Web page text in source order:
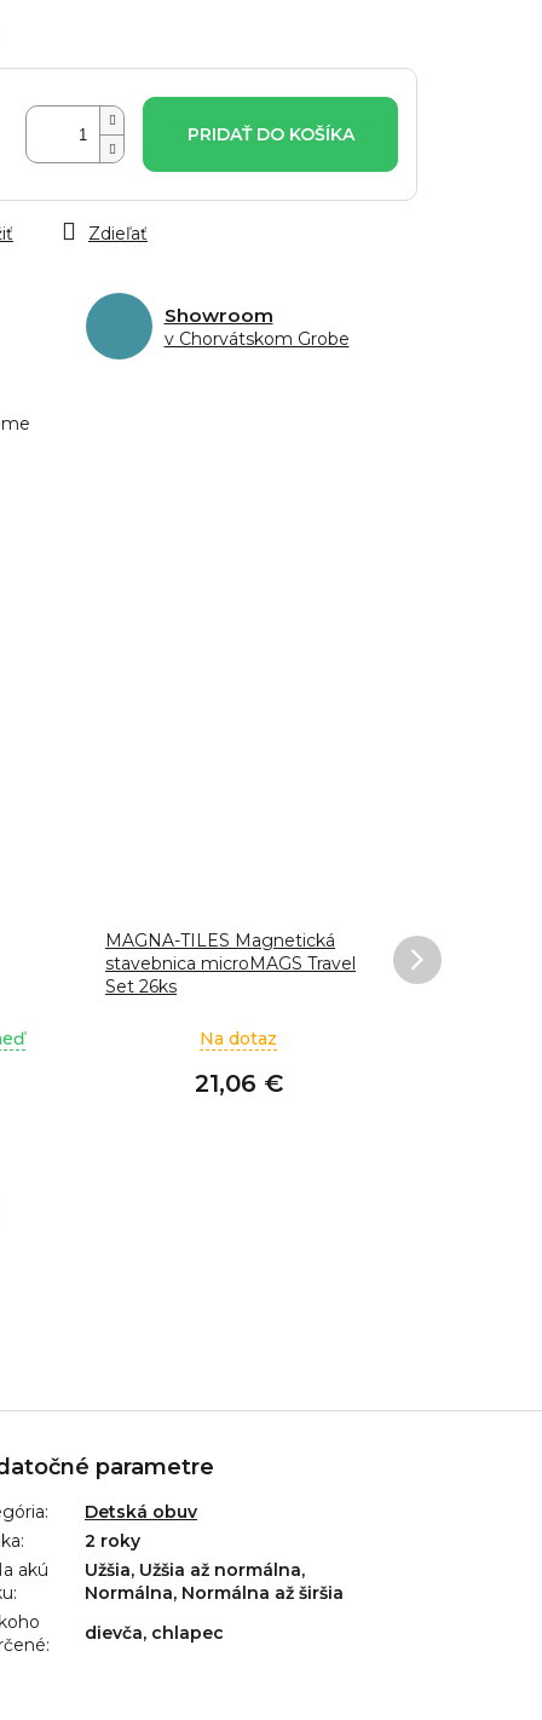
PRIDAŤ DO KOŠÍKA
Showroom
v Chorvátskom Grobe
Zdieľať
MAGNA-TILES Magnetická
stavebnica microMAGS Travel
Set 26ks
Na dotaz
21,06 €
parametre
:
Detská obuv
:
2 roky
akú
:
Užšia, Užšia až normálna,
Normálna, Normálna až širšia
:
dievča, chlapec